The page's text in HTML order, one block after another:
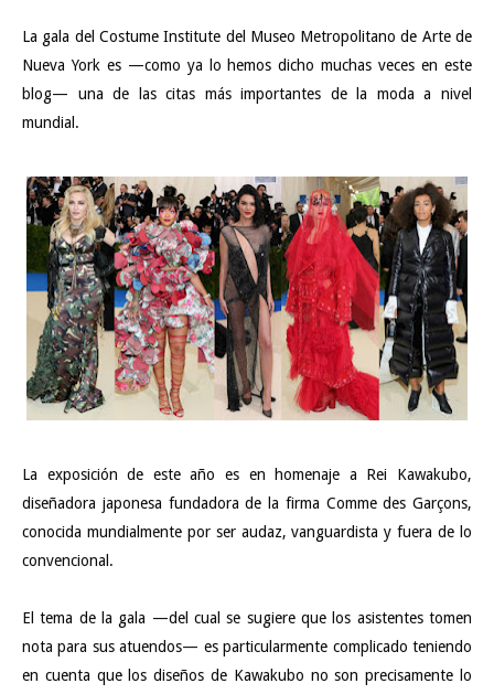
La gala del Costume Institute del Museo Metropolitano de Arte de
Nueva York es —como ya lo hemos dicho muchas veces en este
blog— una de las citas más importantes de la moda a nivel
mundial.
La exposición de este año es en homenaje a Rei Kawakubo,
diseñadora japonesa fundadora de la firma Comme des Garçons,
conocida mundialmente por ser audaz, vanguardista y fuera de lo
convencional.
El tema de la gala —del cual se sugiere que los asistentes tomen
nota para sus atuendos— es particularmente complicado teniendo
en cuenta que los diseños de Kawakubo no son precisamente lo